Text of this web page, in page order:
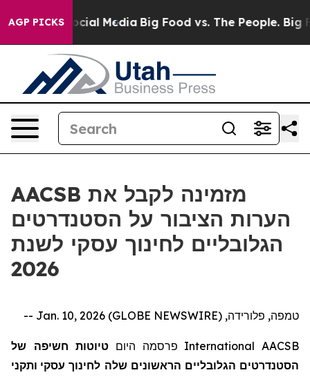
AGP PICKS
on Social Media Big Food vs. The People. Big
AACSB מזמינה לקבל את
הערות הציבור על הסטנדרטים
הגלובליים לחינוך עסקי לשנת
2026
טמפה, פלורידה, Jan. 10, 2026 (GLOBE NEWSWIRE) --
AACSB
International פרסמה היום טיוטות חשיפה של
הסטנדרטים הגלובליים הראשונים שלה לחינוך עסקי ותקני